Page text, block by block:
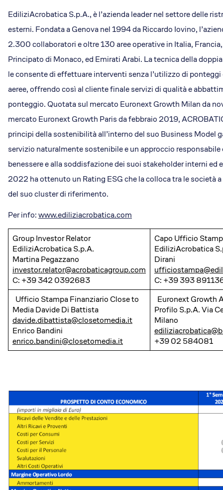
EdiliziAcrobatica S.p.A., è l’azienda leader nel settore delle
esterni. Fondata a Genova nel 1994 da Riccardo Iovino,
2.300 collaboratori e oltre 130 aree operative in Italia,
Principato di Monaco, ed Emirati Arabi. La tecnica della
le consente di effettuare interventi senza l’utilizzo di
aeree, offrendo così al cliente finale servizi di qualità e
ponteggio. Quotata sul mercato Euronext Growth Milan da
mercato Euronext Growth Paris da febbraio 2019,
principi della sostenibilità all’interno del suo Business Model
servizio naturalmente sostenibile e un approccio responsabile
benessere e alla soddisfazione dei suoi stakeholder interni ed
2022 ha ottenuto un Rating ESG che la colloca tra le società
del suo cluster di riferimento.
Per info:www.ediliziacrobatica.com
Group Investor Relator
EdiliziAcrobatica S.p.A.
Martina Pegazzano
investor.relator@acrobaticagroup.com
C: +39 342 0392683
Capo Ufficio
EdiliziAcrobatica
Dirani
C: +39 393
Ufficio Stampa Finanziario Close to
Media Davide Di Battista
davide.dibattista@closetomedia.it
Enrico Bandini
enrico.bandini@closetomedia.it
Euronext Growth
Profilo S.p.A. Via
Milano
+39 02 584081